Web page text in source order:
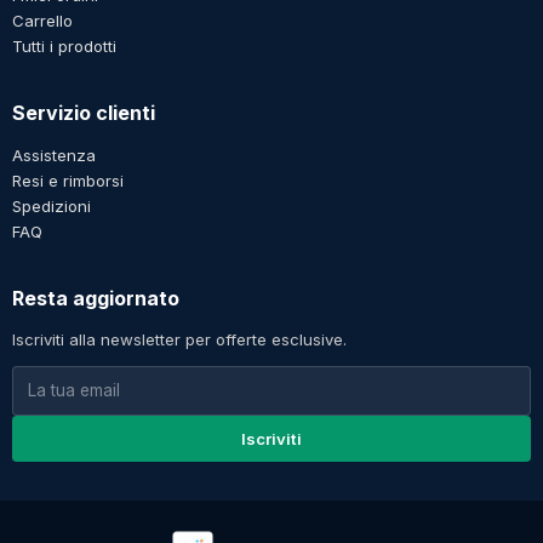
Carrello
Tutti i prodotti
Servizio clienti
Assistenza
Resi e rimborsi
Spedizioni
FAQ
Resta aggiornato
Iscriviti alla newsletter per offerte esclusive.
Iscriviti